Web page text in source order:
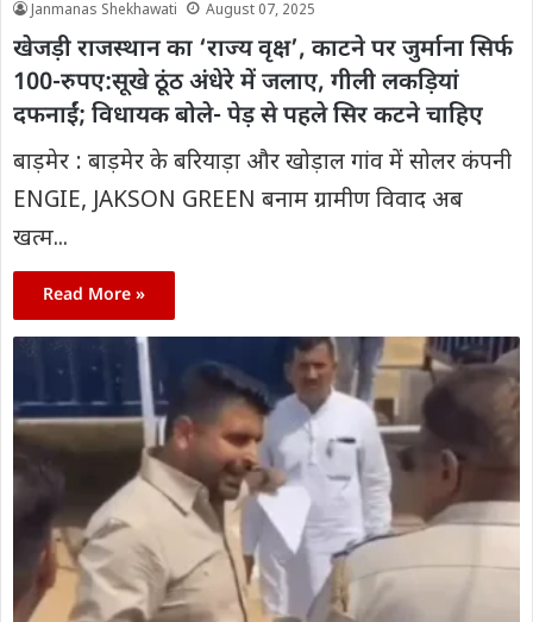
Janmanas Shekhawati August 07, 2025
खेजड़ी राजस्थान का ‘राज्य वृक्ष’, काटने पर जुर्माना सिर्फ
100-रुपए:सूखे ठूंठ अंधेरे में जलाए, गीली लकड़ियां
दफनाईं; विधायक बोले- पेड़ से पहले सिर कटने चाहिए
बाड़मेर : बाड़मेर के बरियाड़ा और खोड़ाल गांव में सोलर कंपनी
ENGIE, JAKSON GREEN बनाम ग्रामीण विवाद अब
खत्म...
Read More »